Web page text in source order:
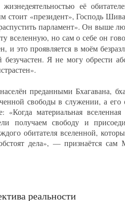
жизнедеятельностью её
стоит «президент», Господь
парламент». Он выше
вселенную, но сам о себе он
это проявляется в моём
Я не могу обрести
преданными Бхагавана,
свободы в служении, а его
материальная вселенная
получаем свободу и
обитателя вселенной,
дела», — признаётся сам
реальности